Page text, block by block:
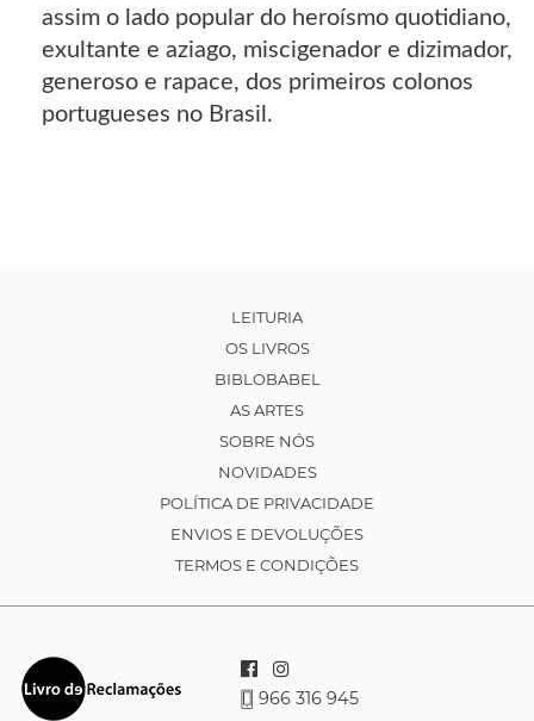
assim o lado popular do heroísmo quotidiano,
exultante e aziago, miscigenador e dizimador,
generoso e rapace, dos primeiros colonos
portugueses no Brasil.
LEITURIA
OS LIVROS
BIBLOBABEL
AS ARTES
SOBRE NÓS
NOVIDADES
POLÍTICA DE PRIVACIDADE
ENVIOS E DEVOLUÇÕES
TERMOS E CONDIÇÕES
966 316 945